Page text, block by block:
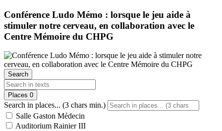
Conférence Ludo Mémo : lorsque le jeu aide à
stimuler notre cerveau, en collaboration avec le
Centre Mémoire du CHPG
Search
Places 0
Search in places... (3 chars min.)
Salle Gaston Médecin
Auditorium Rainier III